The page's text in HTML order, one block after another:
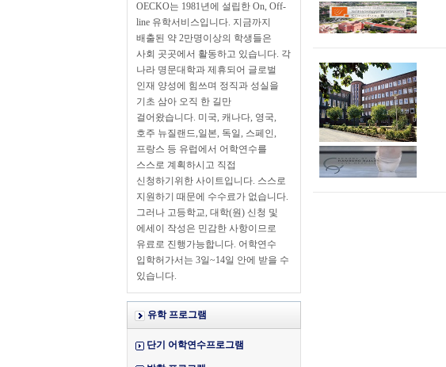
OECKO는 1981년에 설립한 On, Off-
line 유학서비스입니다. 지금까지
배출된 약 2만명이상의 학생들은
사회 곳곳에서 활동하고 있습니다. 각
나라 명문대학과 제휴되어 글로벌
인재 양성에 힘쓰며 정직과 성실을
기초 삼아 오직 한 길만
걸어왔습니다. 미국, 캐나다, 영국,
호주 뉴질랜드,일본, 독일, 스페인,
프랑스 등 유럽에서 어학연수를
스스로 계획하시고 직접
신청하기위한 사이트입니다. 스스로
지원하기 때문에 수수료가 없습니다.
그러나 고등학교, 대학(원) 신청 및
에세이 작성은 민감한 사항이므로
유료로 진행가능합니다. 어학연수
입학허가서는 3일~14일 안에 받을 수
있습니다.
유학 프로그램
단기 어학연수프로그램